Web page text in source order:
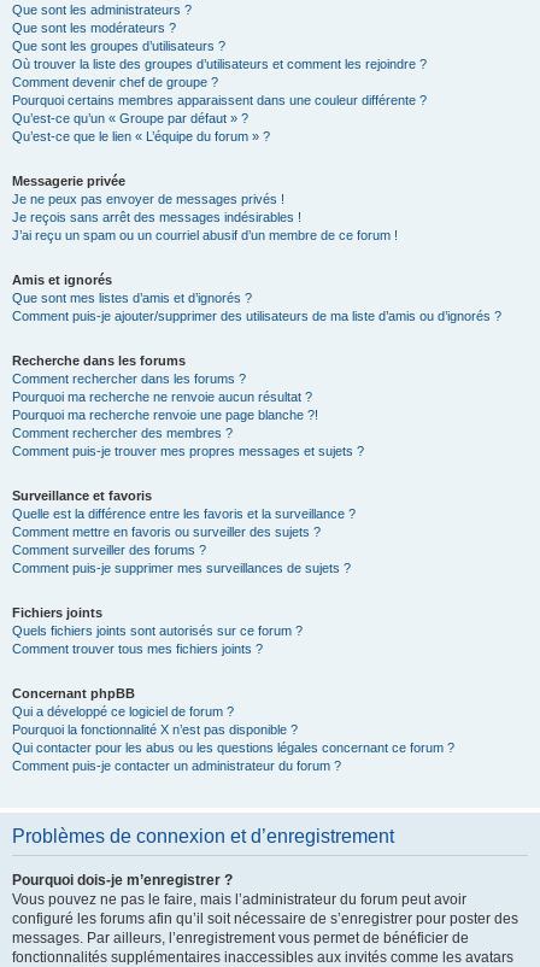
Que sont les administrateurs ?
Que sont les modérateurs ?
Que sont les groupes d’utilisateurs ?
Où trouver la liste des groupes d’utilisateurs et comment les rejoindre ?
Comment devenir chef de groupe ?
Pourquoi certains membres apparaissent dans une couleur différente ?
Qu’est-ce qu’un « Groupe par défaut » ?
Qu’est-ce que le lien « L’équipe du forum » ?
Messagerie privée
Je ne peux pas envoyer de messages privés !
Je reçois sans arrêt des messages indésirables !
J’ai reçu un spam ou un courriel abusif d’un membre de ce forum !
Amis et ignorés
Que sont mes listes d’amis et d’ignorés ?
Comment puis-je ajouter/supprimer des utilisateurs de ma liste d’amis ou d’ignorés ?
Recherche dans les forums
Comment rechercher dans les forums ?
Pourquoi ma recherche ne renvoie aucun résultat ?
Pourquoi ma recherche renvoie une page blanche ?!
Comment rechercher des membres ?
Comment puis-je trouver mes propres messages et sujets ?
Surveillance et favoris
Quelle est la différence entre les favoris et la surveillance ?
Comment mettre en favoris ou surveiller des sujets ?
Comment surveiller des forums ?
Comment puis-je supprimer mes surveillances de sujets ?
Fichiers joints
Quels fichiers joints sont autorisés sur ce forum ?
Comment trouver tous mes fichiers joints ?
Concernant phpBB
Qui a développé ce logiciel de forum ?
Pourquoi la fonctionnalité X n’est pas disponible ?
Qui contacter pour les abus ou les questions légales concernant ce forum ?
Comment puis-je contacter un administrateur du forum ?
Problèmes de connexion et d’enregistrement
Pourquoi dois-je m’enregistrer ?
Vous pouvez ne pas le faire, mais l’administrateur du forum peut avoir
configuré les forums afin qu’il soit nécessaire de s’enregistrer pour poster des
messages. Par ailleurs, l’enregistrement vous permet de bénéficier de
fonctionnalités supplémentaires inaccessibles aux invités comme les avatars